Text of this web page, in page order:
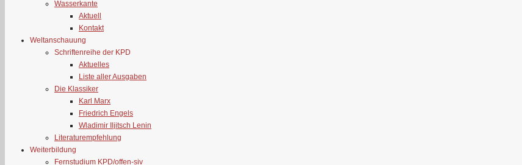
Wasserkante
Aktuell
Kontakt
Weltanschauung
Schriftenreihe der KPD
Aktuelles
Liste aller Ausgaben
Die Klassiker
Karl Marx
Friedrich Engels
Wladimir Iljitsch Lenin
Literaturempfehlung
Weiterbildung
Fernstudium KPD/offen-siv